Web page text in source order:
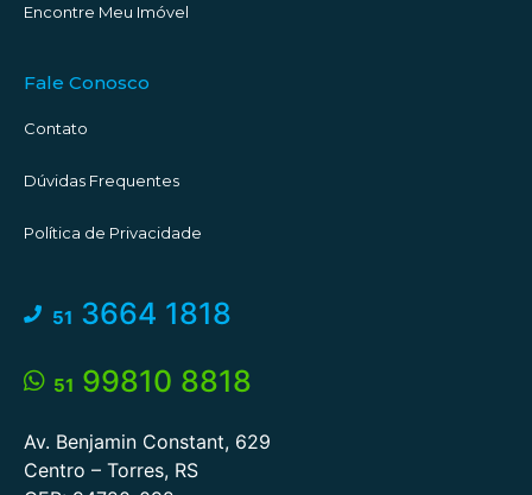
Encontre Meu Imóvel
Fale Conosco
Contato
Dúvidas Frequentes
Política de Privacidade
51 3664 1818
51 99810 8818
Av. Benjamin Constant, 629
Centro – Torres, RS